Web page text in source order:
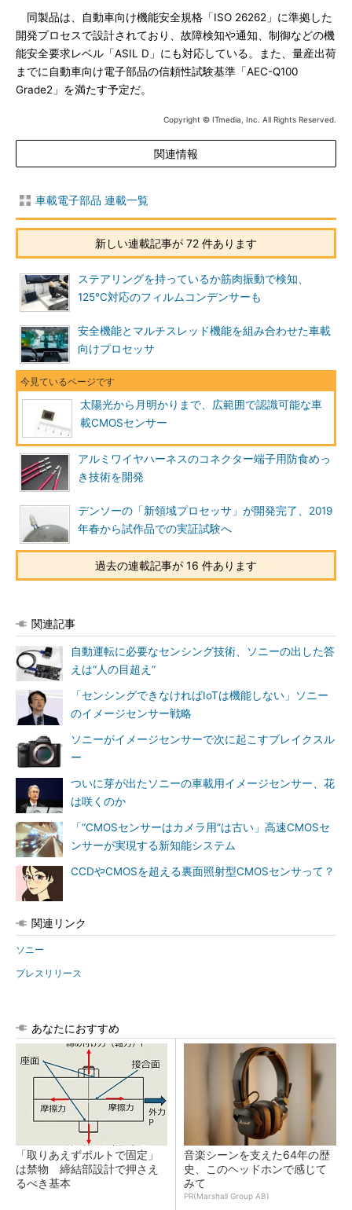
同製品は、自動車向け機能安全規格「ISO 26262」に準拠した
開発プロセスで設計されており、故障検知や通知、制御などの機
能安全要求レベル「ASIL D」にも対応している。また、量産出荷
までに自動車向け電子部品の信頼性試験基準「AEC-Q100
Grade2」を満たす予定だ。
Copyright © ITmedia, Inc. All Rights Reserved.
関連情報
車載電子部品 連載一覧
新しい連載記事が 72 件あります
ステアリングを持っているか筋肉振動で検知、
125℃対応のフィルムコンデンサーも
安全機能とマルチスレッド機能を組み合わせた車載
向けプロセッサ
太陽光から月明かりまで、広範囲で認識可能な車
載CMOSセンサー
アルミワイヤハーネスのコネクター端子用防食めっ
き技術を開発
デンソーの「新領域プロセッサ」が開発完了、2019
年春から試作品での実証試験へ
過去の連載記事が 16 件あります
関連記事
自動運転に必要なセンシング技術、ソニーの出した答
えは“人の目超え”
「センシングできなければIoTは機能しない」ソニー
のイメージセンサー戦略
ソニーがイメージセンサーで次に起こすブレイクスル
ー
ついに芽が出たソニーの車載用イメージセンサー、花
は咲くのか
「“CMOSセンサーはカメラ用”は古い」高速CMOSセ
ンサーが実現する新知能システム
CCDやCMOSを超える裏面照射型CMOSセンサって？
関連リンク
ソニー
プレスリリース
あなたにおすすめ
「取りあえずボルトで固定」
は禁物 締結部設計で押さえ
るべき基本
音楽シーンを支えた64年の歴
史、このヘッドホンで感じて
みて
PR(Marshall Group AB)